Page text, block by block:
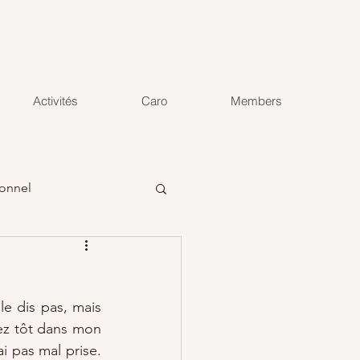
Activités Caro Members
dis pas, mais
tôt dans mon
pas mal prise.